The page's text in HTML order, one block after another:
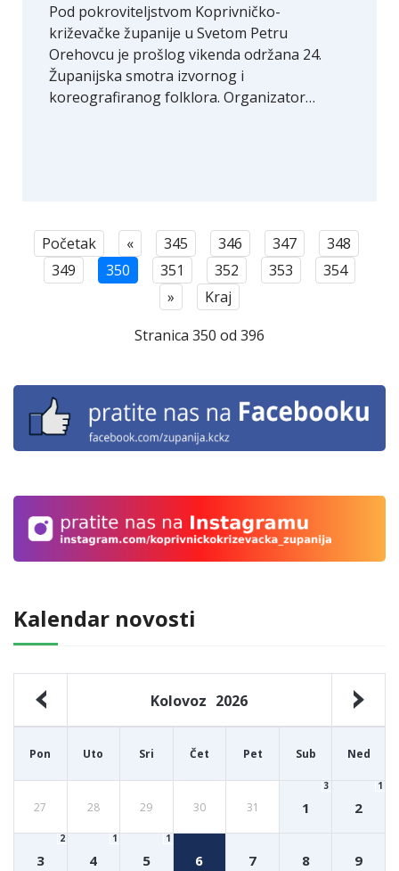
Kalendar novosti
Kolovoz 2026
Pon Uto Sri Čet Pet Sub Ned
27 28 29 30 31 1
3
2
1
3
2
4
1
5
1
6 7 8 9
Pod pokroviteljstvom Koprivničko-
križevačke županije u Svetom Petru
Orehovcu je prošlog vikenda održana 24.
Županijska smotra izvornog i
koreografiranog folklora. Organizator…
Početak « 345 346 347
348
349
350 351 352 353
354
»
Kraj
Stranica 350 od 396